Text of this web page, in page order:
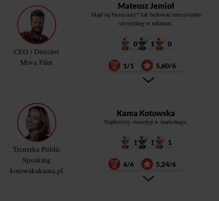
CEO / Director
Mova Film
Mateusz Jemioł
Skąd się biorą ciary? Jak budować emocjonalny
storytelling w reklamie.
0 1 0
1/1 5,60/6
Trenerka Public
Speaking
kotowskakama.pl
Kama Kotowska
Najdroższy stereotyp w marketingu.
1 1 1
6/6 5,24/6